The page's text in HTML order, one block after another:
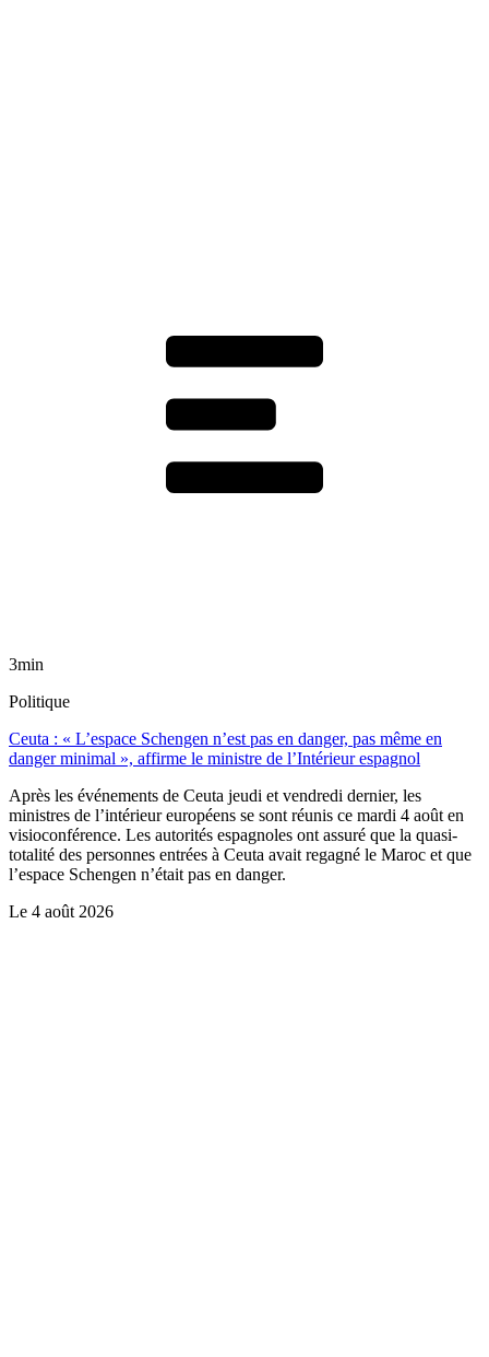
3min
Politique
Ceuta : « L’espace Schengen n’est pas en danger, pas même en
danger minimal », affirme le ministre de l’Intérieur espagnol
Après les événements de Ceuta jeudi et vendredi dernier, les
ministres de l’intérieur européens se sont réunis ce mardi 4 août en
visioconférence. Les autorités espagnoles ont assuré que la quasi-
totalité des personnes entrées à Ceuta avait regagné le Maroc et que
l’espace Schengen n’était pas en danger.
Le 4 août 2026